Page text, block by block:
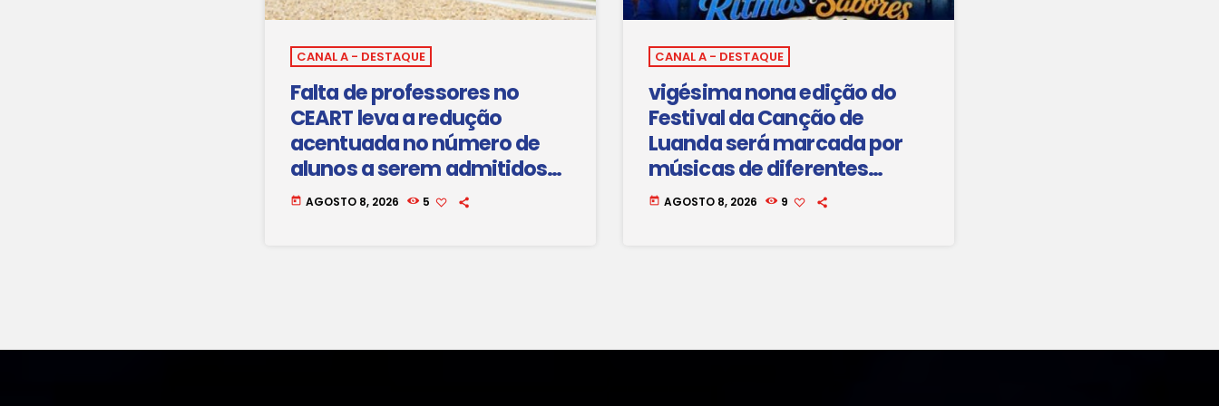
CANAL A - DESTAQUE
Falta de professores no
CEART leva a redução
acentuada no número de
alunos a serem admitidos
para o próximo ano lectivo
today AGOSTO 8, 2026 5
CANAL A - DESTAQUE
vigésima nona edição do
Festival da Canção de
Luanda será marcada por
músicas de diferentes
gerações
today AGOSTO 8, 2026 9